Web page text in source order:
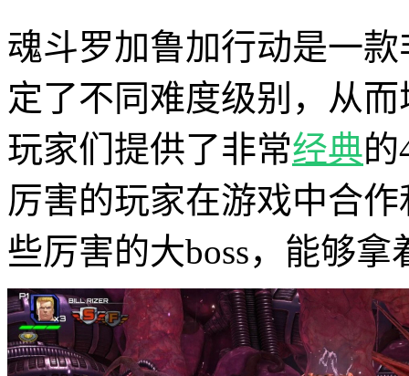
魂斗罗加鲁加行动是一
定了不同难度级别，从
玩家们提供了非常经典
厉害的玩家在游戏中合
些厉害的大boss，能够